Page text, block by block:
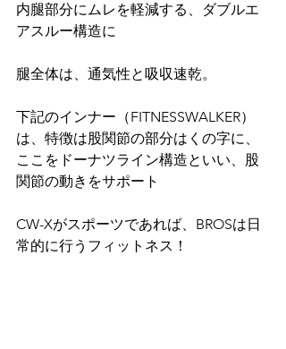
内腿部分にムレを軽減する、ダブルエ
アスルー構造に
腿全体は、通気性と吸収速乾。
下記のインナー（FITNESSWALKER）
は、特徴は股関節の部分はくの字に、
ここをドーナツライン構造といい、股
関節の動きをサポート
CW-Xがスポーツであれば、BROSは日
常的に行うフィットネス！